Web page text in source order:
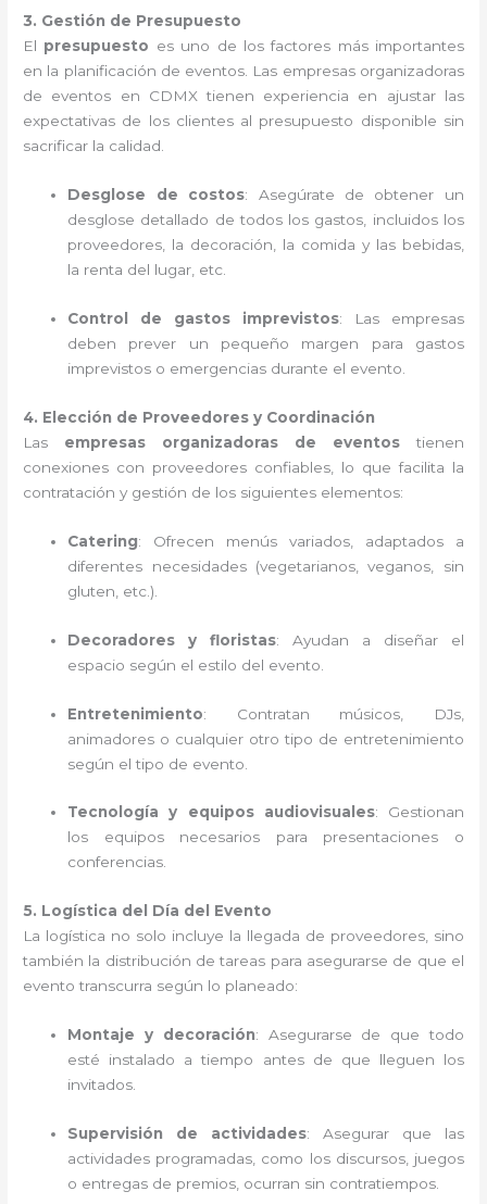
3. Gestión de Presupuesto
El presupuesto es uno de los factores más importantes
en la planificación de eventos. Las empresas organizadoras
de eventos en CDMX tienen experiencia en ajustar las
expectativas de los clientes al presupuesto disponible sin
sacrificar la calidad.
Desglose de costos: Asegúrate de obtener un
desglose detallado de todos los gastos, incluidos los
proveedores, la decoración, la comida y las bebidas,
la renta del lugar, etc.
Control de gastos imprevistos: Las empresas
deben prever un pequeño margen para gastos
imprevistos o emergencias durante el evento.
4. Elección de Proveedores y Coordinación
Las empresas organizadoras de eventostienen
conexiones con proveedores confiables, lo que facilita la
contratación y gestión de los siguientes elementos:
Catering: Ofrecen menús variados, adaptados a
diferentes necesidades (vegetarianos, veganos, sin
gluten, etc.).
Decoradores y floristas: Ayudan a diseñar el
espacio según el estilo del evento.
Entretenimiento: Contratan músicos, DJs,
animadores o cualquier otro tipo de entretenimiento
según el tipo de evento.
Tecnología y equipos audiovisuales: Gestionan
los equipos necesarios para presentaciones o
conferencias.
5. Logística del Día del Evento
La logística no solo incluye la llegada de proveedores, sino
también la distribución de tareas para asegurarse de que el
evento transcurra según lo planeado:
Montaje y decoración: Asegurarse de que todo
esté instalado a tiempo antes de que lleguen los
invitados.
Supervisión de actividades: Asegurar que las
actividades programadas, como los discursos, juegos
o entregas de premios, ocurran sin contratiempos.